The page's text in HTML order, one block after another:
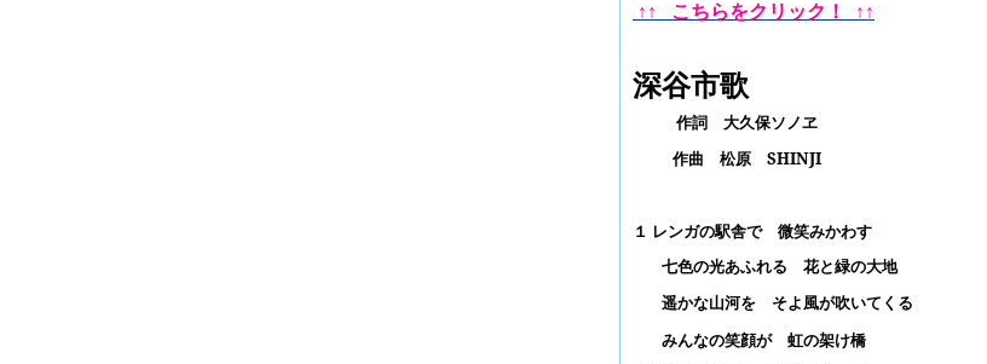
↑ ↑ こちらをクリック！ ↑ ↑
深谷市歌
作詞 大久保ソノヱ
作曲 松原 SHINJI
１ レンガの駅舎で 微笑みかわす
七色の光あふれる 花と緑の大地
遥かな山河を そよ風が吹いてくる
みんなの笑顔が 虹の架け橋